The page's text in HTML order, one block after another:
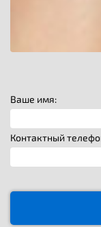
Ваше имя:
Контактный